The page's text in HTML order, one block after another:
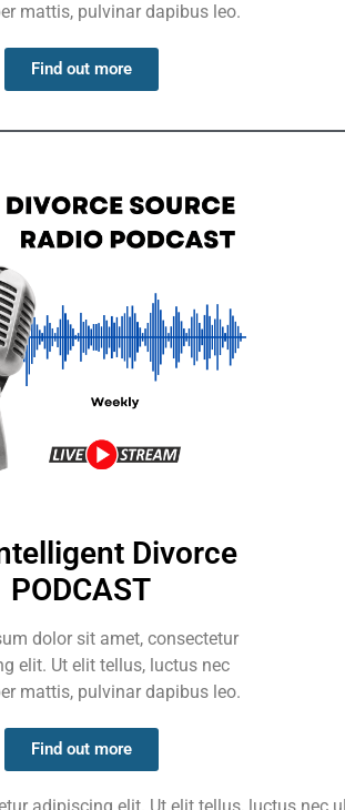
mattis, pulvinar dapibus leo.
Find out more
Divorce
PODCAST
dolor sit amet, consectetur
elit. Ut elit tellus, luctus nec
mattis, pulvinar dapibus leo.
Find out more
adipiscing elit. Ut elit tellus, luctus nec